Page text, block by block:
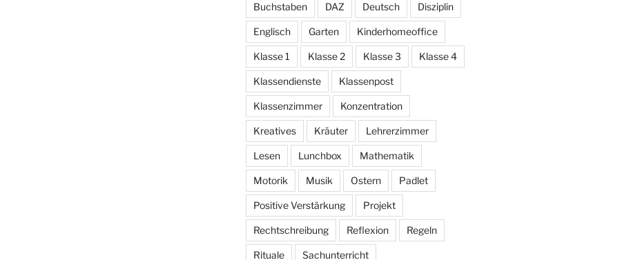
Buchstaben DAZ Deutsch Disziplin
Englisch Garten Kinderhomeoffice
Klasse 1 Klasse 2 Klasse 3 Klasse 4
Klassendienste Klassenpost
Klassenzimmer Konzentration
Kreatives Kräuter Lehrerzimmer
Lesen Lunchbox Mathematik
Motorik Musik Ostern Padlet
Positive Verstärkung Projekt
Rechtschreibung Reflexion Regeln
Rituale Sachunterricht